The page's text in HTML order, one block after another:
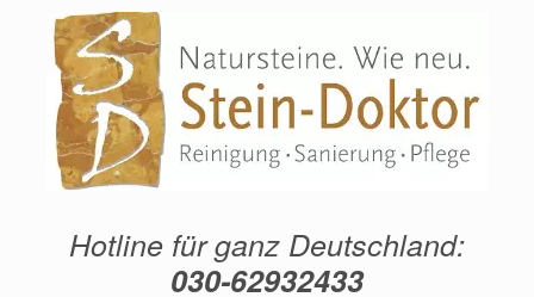
springen
Hotline für ganz Deutschland:
030-62932433